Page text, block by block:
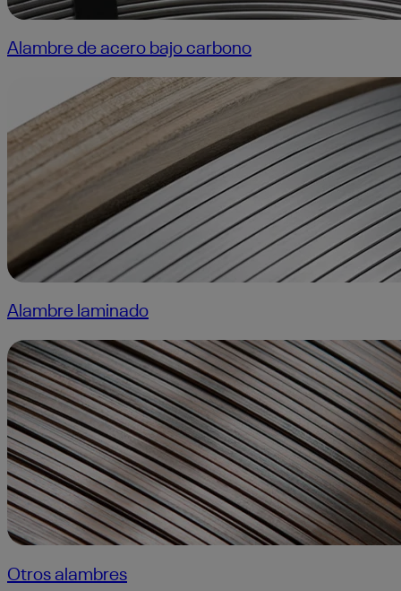
Alambre de acero bajo carbono
Alambre laminado
Otros alambres